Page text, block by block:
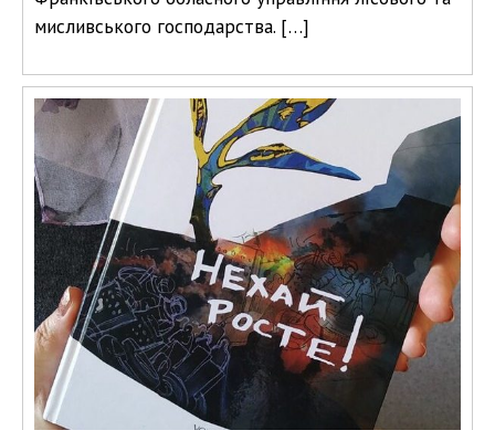
мисливського господарства. […]